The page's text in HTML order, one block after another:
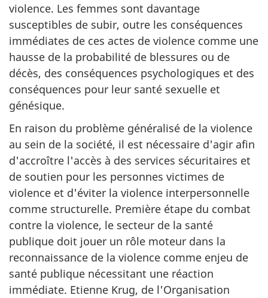
violence. Les femmes sont davantage
susceptibles de subir, outre les conséquences
immédiates de ces actes de violence comme une
hausse de la probabilité de blessures ou de
décès, des conséquences psychologiques et des
conséquences pour leur santé sexuelle et
génésique.
En raison du problème généralisé de la violence
au sein de la société, il est nécessaire d'agir afin
d'accroître l'accès à des services sécuritaires et
de soutien pour les personnes victimes de
violence et d'éviter la violence interpersonnelle
comme structurelle. Première étape du combat
contre la violence, le secteur de la santé
publique doit jouer un rôle moteur dans la
reconnaissance de la violence comme enjeu de
santé publique nécessitant une réaction
immédiate. Etienne Krug, de l'Organisation